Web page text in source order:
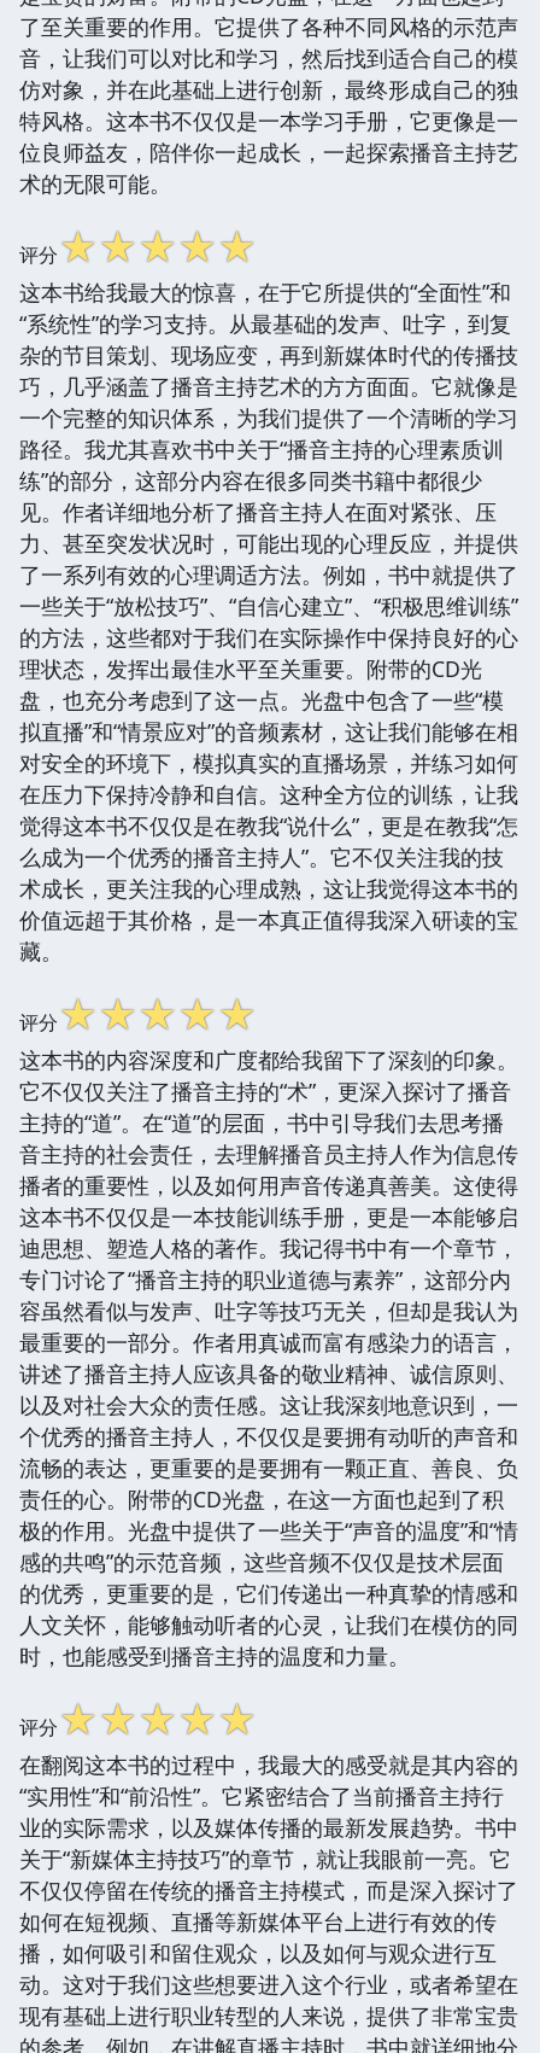
了至关重要的作用。它提供了各种不同风格的示范声
音，让我们可以对比和学习，然后找到适合自己的模
仿对象，并在此基础上进行创新，最终形成自己的独
特风格。这本书不仅仅是一本学习手册，它更像是一
位良师益友，陪伴你一起成长，一起探索播音主持艺
术的无限可能。
评分☆☆☆☆☆
这本书给我最大的惊喜，在于它所提供的“全面性”和
“系统性”的学习支持。从最基础的发声、吐字，到复
杂的节目策划、现场应变，再到新媒体时代的传播技
巧，几乎涵盖了播音主持艺术的方方面面。它就像是
一个完整的知识体系，为我们提供了一个清晰的学习
路径。我尤其喜欢书中关于“播音主持的心理素质训
练”的部分，这部分内容在很多同类书籍中都很少
见。作者详细地分析了播音主持人在面对紧张、压
力、甚至突发状况时，可能出现的心理反应，并提供
了一系列有效的心理调适方法。例如，书中就提供了
一些关于“放松技巧”、“自信心建立”、“积极思维训练”
的方法，这些都对于我们在实际操作中保持良好的心
理状态，发挥出最佳水平至关重要。附带的CD光
盘，也充分考虑到了这一点。光盘中包含了一些“模
拟直播”和“情景应对”的音频素材，这让我们能够在相
对安全的环境下，模拟真实的直播场景，并练习如何
在压力下保持冷静和自信。这种全方位的训练，让我
觉得这本书不仅仅是在教我“说什么”，更是在教我“怎
么成为一个优秀的播音主持人”。它不仅关注我的技
术成长，更关注我的心理成熟，这让我觉得这本书的
价值远超于其价格，是一本真正值得我深入研读的宝
藏。
评分☆☆☆☆☆
这本书的内容深度和广度都给我留下了深刻的印象。
它不仅仅关注了播音主持的“术”，更深入探讨了播音
主持的“道”。在“道”的层面，书中引导我们去思考播
音主持的社会责任，去理解播音员主持人作为信息传
播者的重要性，以及如何用声音传递真善美。这使得
这本书不仅仅是一本技能训练手册，更是一本能够启
迪思想、塑造人格的著作。我记得书中有一个章节，
专门讨论了“播音主持的职业道德与素养”，这部分内
容虽然看似与发声、吐字等技巧无关，但却是我认为
最重要的一部分。作者用真诚而富有感染力的语言，
讲述了播音主持人应该具备的敬业精神、诚信原则、
以及对社会大众的责任感。这让我深刻地意识到，一
个优秀的播音主持人，不仅仅是要拥有动听的声音和
流畅的表达，更重要的是要拥有一颗正直、善良、负
责任的心。附带的CD光盘，在这一方面也起到了积
极的作用。光盘中提供了一些关于“声音的温度”和“情
感的共鸣”的示范音频，这些音频不仅仅是技术层面
的优秀，更重要的是，它们传递出一种真挚的情感和
人文关怀，能够触动听者的心灵，让我们在模仿的同
时，也能感受到播音主持的温度和力量。
评分☆☆☆☆☆
在翻阅这本书的过程中，我最大的感受就是其内容的
“实用性”和“前沿性”。它紧密结合了当前播音主持行
业的实际需求，以及媒体传播的最新发展趋势。书中
关于“新媒体主持技巧”的章节，就让我眼前一亮。它
不仅仅停留在传统的播音主持模式，而是深入探讨了
如何在短视频、直播等新媒体平台上进行有效的传
播，如何吸引和留住观众，以及如何与观众进行互
动。这对于我们这些想要进入这个行业，或者希望在
现有基础上进行职业转型的人来说，提供了非常宝贵
的参考。例如，在讲解直播主持时，书中就详细地分